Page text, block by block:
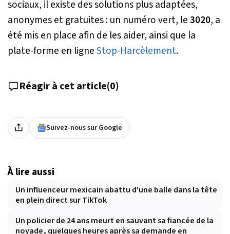
sociaux, il existe des solutions plus adaptées,
anonymes et gratuites : un numéro vert, le3020, a
été mis en place afin de les aider, ainsi que la
plate-forme en ligneStop-Harcèlement.
Réagir à cet article(0)
Suivez-nous sur Google
À lire aussi
Un influenceur mexicain abattu d'une balle dans la tête
en plein direct sur TikTok
Un policier de 24 ans meurt en sauvant sa fiancée de la
noyade, quelques heures après sa demande en